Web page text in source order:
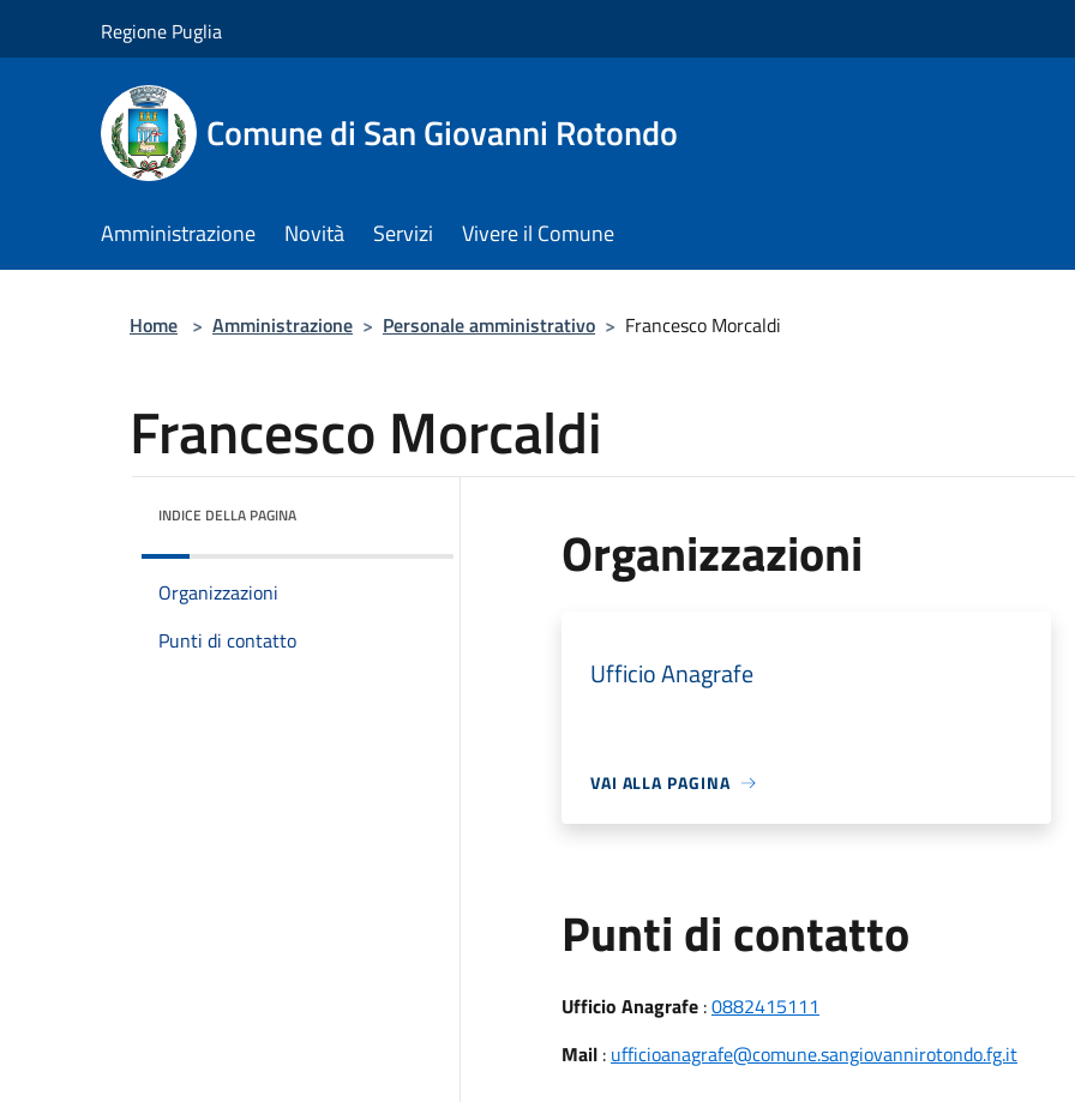
Regione Puglia
Comune di San Giovanni Rotondo
Amministrazione Novità Servizi Vivere il Comune
Home > Amministrazione > Personale amministrativo > Francesco Morcaldi
Francesco Morcaldi
INDICE DELLA PAGINA
Organizzazioni
Punti di contatto
Organizzazioni
Ufficio Anagrafe
VAI ALLA PAGINA
Punti di contatto
Ufficio Anagrafe:0882415111
Mail: ufficioanagrafe@comune.sangiovannirotondo.fg.it